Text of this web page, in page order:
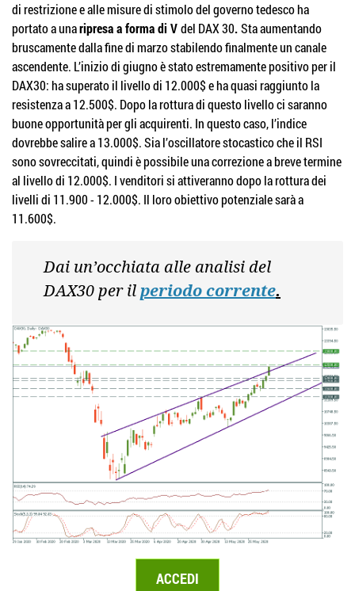
di restrizione e alle misure di stimolo del governo tedesco ha
portato a unaripresa a forma di Vdel DAX 30.Sta aumentando
bruscamente dalla fine di marzo stabilendo finalmente un canale
ascendente. L’inizio di giugno è stato estremamente positivo per il
DAX30: ha superato il livello di 12.000$ e ha quasi raggiunto la
resistenza a 12.500$. Dopo la rottura di questo livello ci saranno
buone opportunità per gli acquirenti. In questo caso, l’indice
dovrebbe salire a 13.000$. Sia l’oscillatore stocastico che il RSI
sono sovreccitati, quindi è possibile una correzione a breve termine
al livello di 12.000$. I venditori si attiveranno dopo la rottura dei
livelli di 11.900 - 12.000$. Il loro obiettivo potenziale sarà a
11.600$.
Dai un’occhiata alle analisi del
DAX30 per ilperiodo corrente.
ACCEDI